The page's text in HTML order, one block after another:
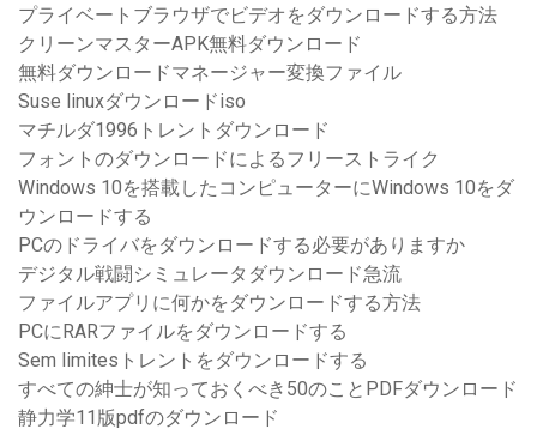
プライベートブラウザでビデオをダウンロードする方法
クリーンマスターAPK無料ダウンロード
無料ダウンロードマネージャー変換ファイル
Suse linuxダウンロードiso
マチルダ1996トレントダウンロード
フォントのダウンロードによるフリーストライク
Windows 10を搭載したコンピューターにWindows 10をダ
ウンロードする
PCのドライバをダウンロードする必要がありますか
デジタル戦闘シミュレータダウンロード急流
ファイルアプリに何かをダウンロードする方法
PCにRARファイルをダウンロードする
Sem limitesトレントをダウンロードする
すべての紳士が知っておくべき50のことPDFダウンロード
静力学11版pdfのダウンロード